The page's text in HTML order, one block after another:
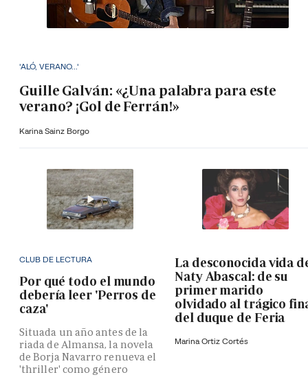
'ALÓ, VERANO...'
Guille Galván: «¿Una palabra para este
verano? ¡Gol de Ferrán!»
Karina Sainz Borgo
CLUB DE LECTURA
Por qué todo el mundo
debería leer 'Perros de
caza'
Situada un año antes de la
riada de Almansa, la novela
de Borja Navarro renueva el
'thriller' como género
La desconocida vida
Naty Abascal: de su
primer marido
olvidado al trágico
del duque de Feria
Marina Ortiz Cortés